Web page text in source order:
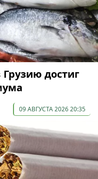
достиг
09 АВГУСТА 2026 20:35